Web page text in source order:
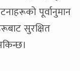
पूर्वानुमान
सुरक्षित